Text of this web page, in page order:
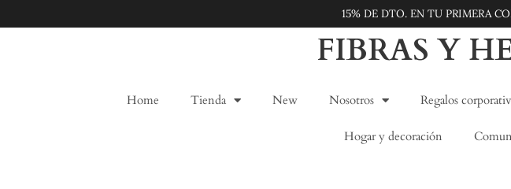
15% DE DTO. EN TU PRIMERA
FIBRAS Y
Home Tienda New Nosotros Regalos
Hogar y decoración